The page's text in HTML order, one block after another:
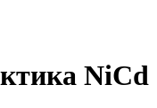
NiCd